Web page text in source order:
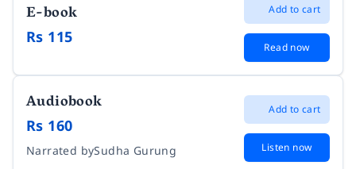
E-book
Rs 115
Add to cart
Read now
Audiobook
Rs 160
Narrated bySudha Gurung
Add to cart
Listen now